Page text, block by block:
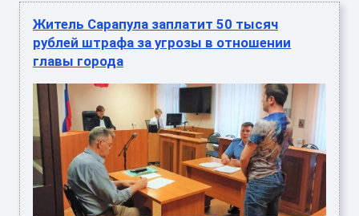
Житель Сарапула заплатит 50 тысяч
рублей штрафа за угрозы в отношении
главы города